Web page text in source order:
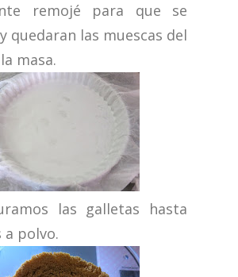
remojé para que se
quedaran las muescas del
masa.
las galletas hasta
a polvo.